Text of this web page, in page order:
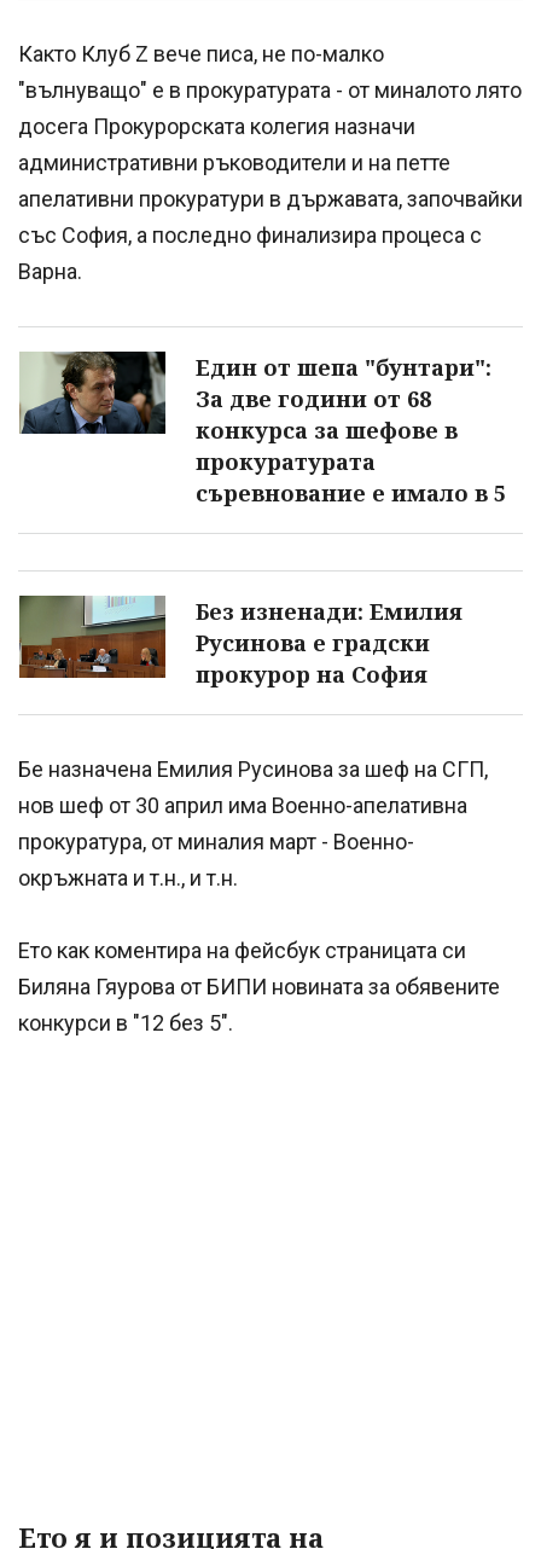
Както Клуб Z вече писа, не по-малко
"вълнуващо" е в прокуратурата - от миналото лято
досега Прокурорската колегия назначи
административни ръководители и на петте
апелативни прокуратури в държавата, започвайки
със София, а последно финализира процеса с
Варна.
Един от шепа "бунтари":
За две години от 68
конкурса за шефове в
прокуратурата
съревнование е имало в 5
Без изненади: Емилия
Русинова е градски
прокурор на София
Бе назначена Емилия Русинова за шеф на СГП,
нов шеф от 30 април има Военно-апелативна
прокуратура, от миналия март - Военно-
окръжната и т.н., и т.н.
Ето как коментира на фейсбук страницата си
Биляна Гяурова от БИПИ новината за обявените
конкурси в "12 без 5".
Ето я и позицията на